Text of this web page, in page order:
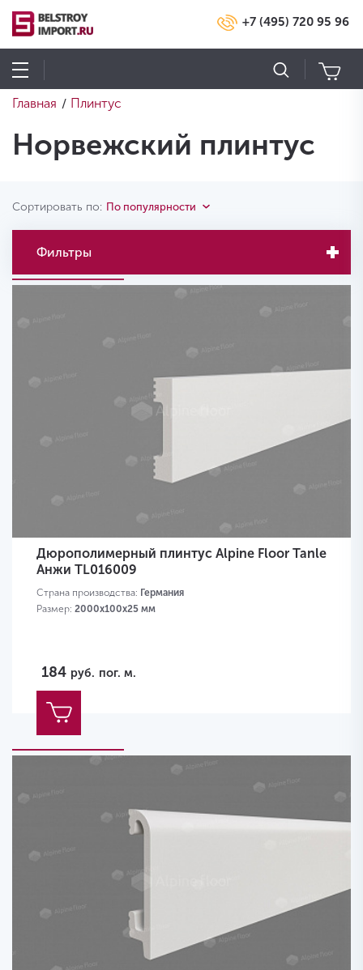
+7 (495) 720 95 96
Главная / Плинтус
Норвежский плинтус
Сортировать по: По популярности
Фильтры
Дюрополимерный плинтус Alpine Floor Tanle
Анжи TL016009
Страна производства: Германия
Размер: 2000х100x25 мм
184 руб. пог. м.